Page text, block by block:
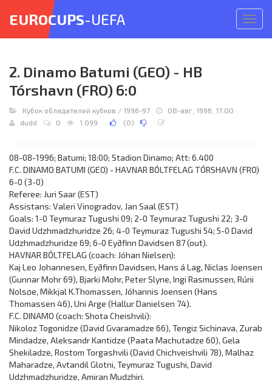
меню
EUROCUPS-UEFA
2. Dinamo Batumi (GEO) - HB
Tórshavn (FRO) 6:0
Кубок обладателей кубков / 1996-97
08-авг, 1996, 17:00
dudd
0 1 099 (0)
08-08-1996; Batumi; 18:00; Stadion Dinamo; Att: 6.400
F.C. DINAMO BATUMI (GEO) - HAVNAR BÓLTFELAG TÓRSHAVN (FRO)
6-0 (3-0)
Referee: Juri Saar (EST)
Assistans: Valeri Vinogradov, Jan Saal (EST)
Goals: 1-0 Teymuraz Tugushi 09; 2-0 Teymuraz Tugushi 22; 3-0
David Udzhmadzhuridze 26; 4-0 Teymuraz Tugushi 54; 5-0 David
Udzhmadzhuridze 69; 6-0 Eyðfinn Davidsen 87 (out).
HAVNAR BÓLTFELAG (coach: Jóhan Nielsen):
Kaj Leo Johannesen, Eyðfinn Davidsen, Hans á Lag, Niclas Joensen
(Gunnar Mohr 69), Bjarki Mohr, Peter Slyne, Ingi Rasmussen, Rúni
Nolsøe, Mikkjal K.Thomassen, Jóhannis Joensen (Hans
Thomassen 46), Uni Arge (Hallur Danielsen 74).
F.C. DINAMO (coach: Shota Cheishvili):
Nikoloz Togonidze (David Gvaramadze 66), Tengiz Sichinava, Zurab
Mindadze, Aleksandr Kantidze (Paata Machutadze 60), Gela
Shekiladze, Rostom Torgashvili (David Chichveishvili 78), Malhaz
Maharadze, Avtandil Glotni, Teymuraz Tugushi, David
Udzhmadzhuridze, Amiran Mudzhiri.